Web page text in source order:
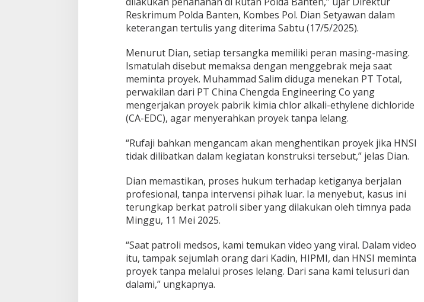
n
P
r
y
e
k
R
p
5
T
i
l
i
n
T
a
n
p
L
e
l
a
n
Reskrimum Polda Banten, Kombes Pol. Dian Setyawan dalam
keterangan tertulis yang diterima Sabtu (17/5/2025).
Menurut Dian, setiap tersangka memiliki peran masing-masing.
Ismatulah disebut memaksa dengan menggebrak meja saat
meminta proyek. Muhammad Salim diduga menekan PT Total,
perwakilan dari PT China Chengda Engineering Co yang
mengerjakan proyek pabrik kimia chlor alkali-ethylene dichloride
(CA-EDC), agar menyerahkan proyek tanpa lelang.
“Rufaji bahkan mengancam akan menghentikan proyek jika HNSI
tidak dilibatkan dalam kegiatan konstruksi tersebut,” jelas Dian.
Dian memastikan, proses hukum terhadap ketiganya berjalan
profesional, tanpa intervensi pihak luar. Ia menyebut, kasus ini
terungkap berkat patroli siber yang dilakukan oleh timnya pada
Minggu, 11 Mei 2025.
“Saat patroli medsos, kami temukan video yang viral. Dalam video
itu, tampak sejumlah orang dari Kadin, HIPMI, dan HNSI meminta
proyek tanpa melalui proses lelang. Dari sana kami telusuri dan
dalami,” ungkapnya.